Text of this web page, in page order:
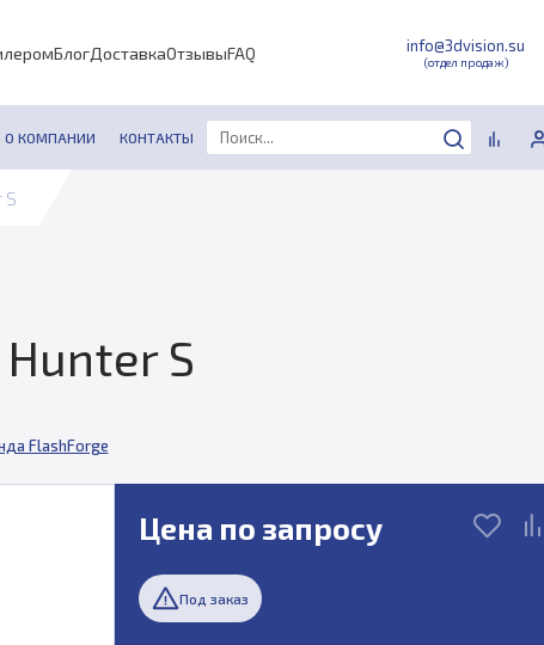
БлогДоставкаОтзывыFAQ info@3dvision.su
(отдел продаж)
О КОМПАНИИ КОНТАКТЫ
S
S
FlashForge
Цена по запросу
Под заказ